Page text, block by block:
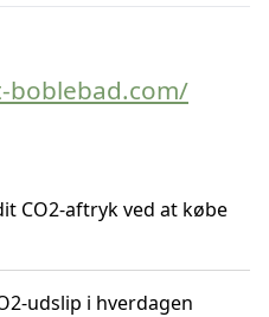
CO2-aftryk ved at købe
udslip i hverdagen